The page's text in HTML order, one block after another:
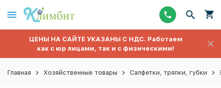
ЦЕНЫ НА САЙТЕ УКАЗАНЫ С НДС. Работаем
как с юр лицами, так и с физическими!
Главная Хозяйственные товары Салфетки, тряпки, губки